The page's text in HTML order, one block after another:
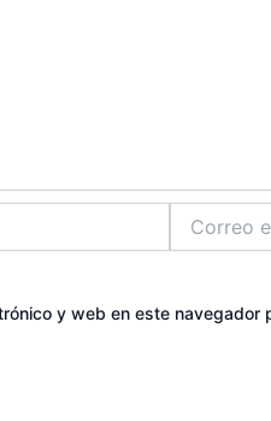
electrónico*
y web en este navegador